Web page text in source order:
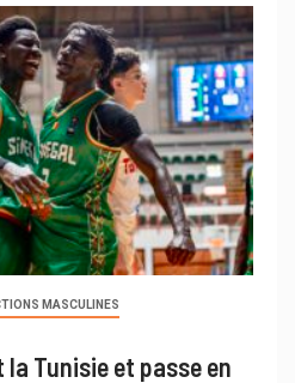
MASCULINES
Tunisie et passe en